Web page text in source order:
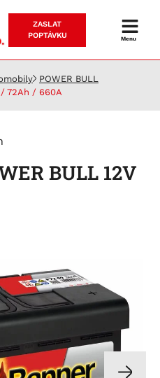
ZASLAT
POPTÁVKU
Menu
POWER BULL
/ 72Ah / 660A
BULL 12V